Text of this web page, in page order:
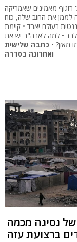
רוגוף מאמינים שאמריקה
את החוב שלה, כוח
בעולם יאבד • קיימת
• למה לארה"ב יש את
מאזן? • כתבה שלישית
ואחרונה בסדרה
נסיגה מכמה
ברצועת עזה